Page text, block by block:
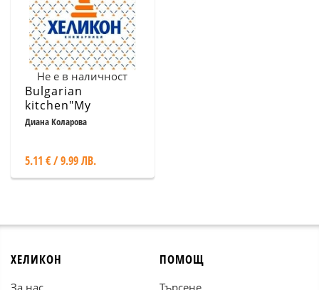
Не е в наличност
Bulgarian
kitchen"My
Grandmother's
Диана Коларова
5.11 € / 9.99 ЛВ.
ХЕЛИКОН
За нас
ПОМОЩ
Търсене